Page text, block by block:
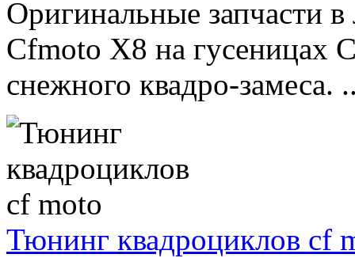
Оригинальные запчасти
Cfmoto X8 на гусеницах
снежного квадро-замеса.
Тюнинг квадроциклов cf